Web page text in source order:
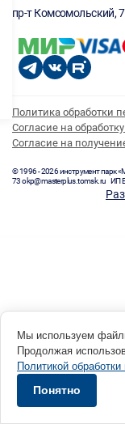
пр-т Комсомольский, 7
Политика обработки
Согласие на
Согласие на
© 1996 - 2026 инструмент парк
73 okp@masterplus.tomsk.ru
Мы используем
Продолжая
Политикой
Понятно